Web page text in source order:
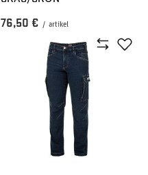
76,50 € / artikel